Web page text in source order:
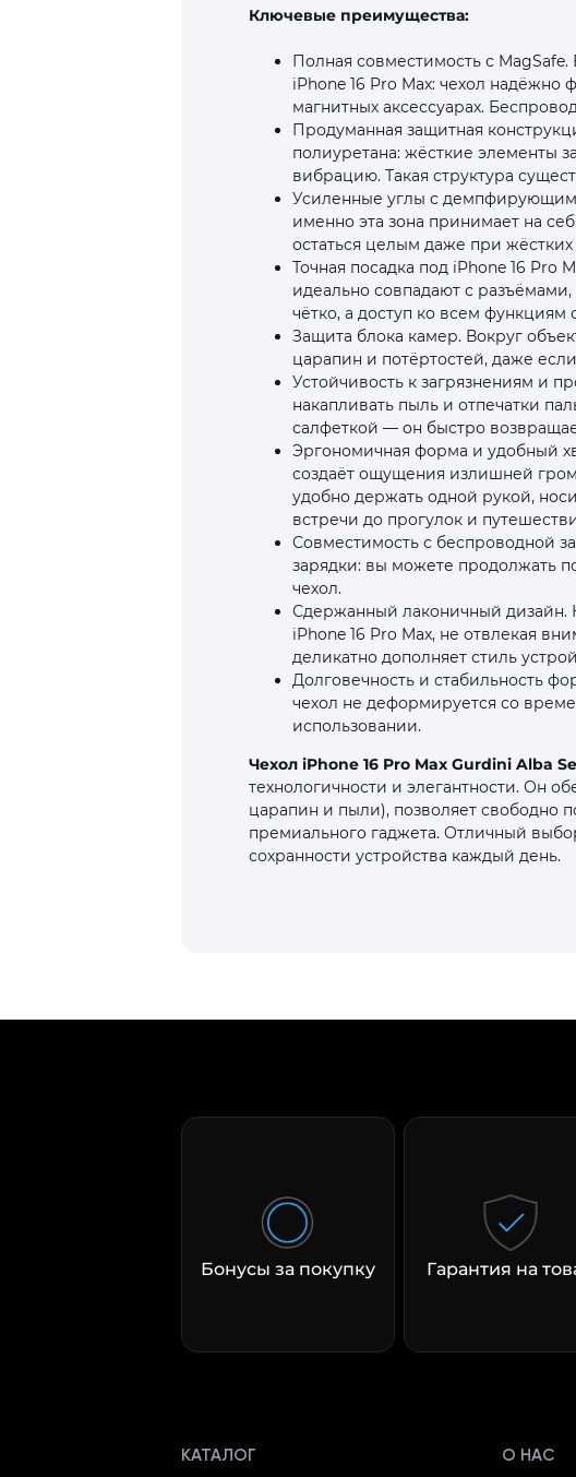
Ключевые преимущества:
Полная совместимость с
iPhone 16 Pro Max: чехол надёжно
магнитных аксессуарах.
Продуманная защитная
полиуретана: жёсткие элементы
вибрацию. Такая структура
Усиленные углы с
именно эта зона принимает на
остаться целым даже при жёстких
Точная посадка под iPhone 16 Pro
идеально совпадают с
чётко, а доступ ко всем
Защита блока камер. Вокруг
царапин и потёртостей, даже
Устойчивость к загрязнениям и
накапливать пыль и отпечатки
салфеткой — он быстро
Эргономичная форма и удобный
создаёт ощущения излишней
удобно держать одной рукой,
встречи до прогулок и
Совместимость с беспроводной
зарядки: вы можете продолжать
чехол.
Сдержанный лаконичный дизайн.
iPhone 16 Pro Max, не отвлекая
деликатно дополняет стиль
Долговечность и стабильность
чехол не деформируется со
использовании.
Чехол iPhone 16 Pro Max Gurdini Alba
технологичности и элегантности. Он
царапин и пыли), позволяет свободно
премиального гаджета. Отличный
сохранности устройства каждый день.
Бонусы за покупку Гарантия на
КАТАЛОГ О НАС